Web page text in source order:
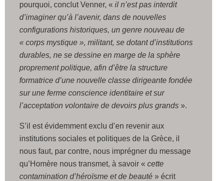
pourquoi, conclut Venner, « il n’est pas interdit
d’imaginer qu’à l’avenir, dans de nouvelles
configurations historiques, un genre nouveau de
« corps mystique », militant, se dotant d’institutions
durables, ne se dessine en marge de la sphère
proprement politique, afin d’être la structure
formatrice d’une nouvelle classe dirigeante fondée
sur une ferme conscience identitaire et sur
l’acceptation volontaire de devoirs plus grands ».
S’il est évidemment exclu d’en revenir aux
institutions sociales et politiques de la Grèce, il
nous faut, par contre, nous imprégner du message
qu’Homère nous transmet, à savoir « cette
contamination d’héroïsme et de beauté » écrit